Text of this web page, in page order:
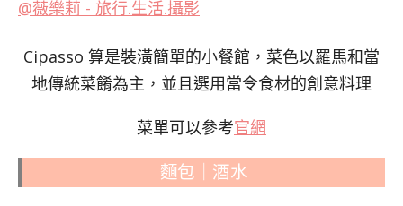
Cipasso 算是裝潢簡單的小餐館，菜色以羅馬和當
地傳統菜餚為主，並且選用當令食材的創意料理
菜單可以參考官網
麵包｜酒水